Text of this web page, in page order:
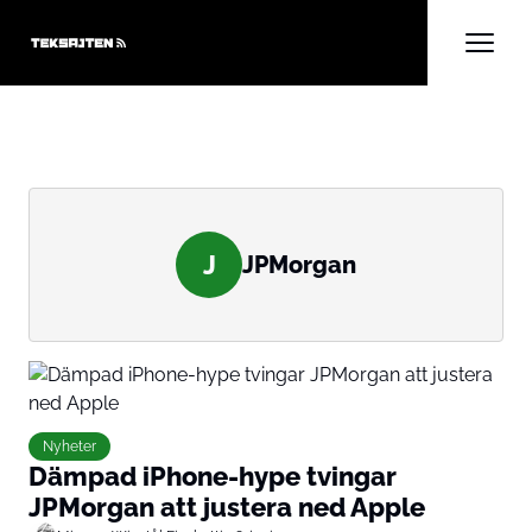
J JPMorgan
Nyheter
Dämpad iPhone-hype tvingar
JPMorgan att justera ned Apple